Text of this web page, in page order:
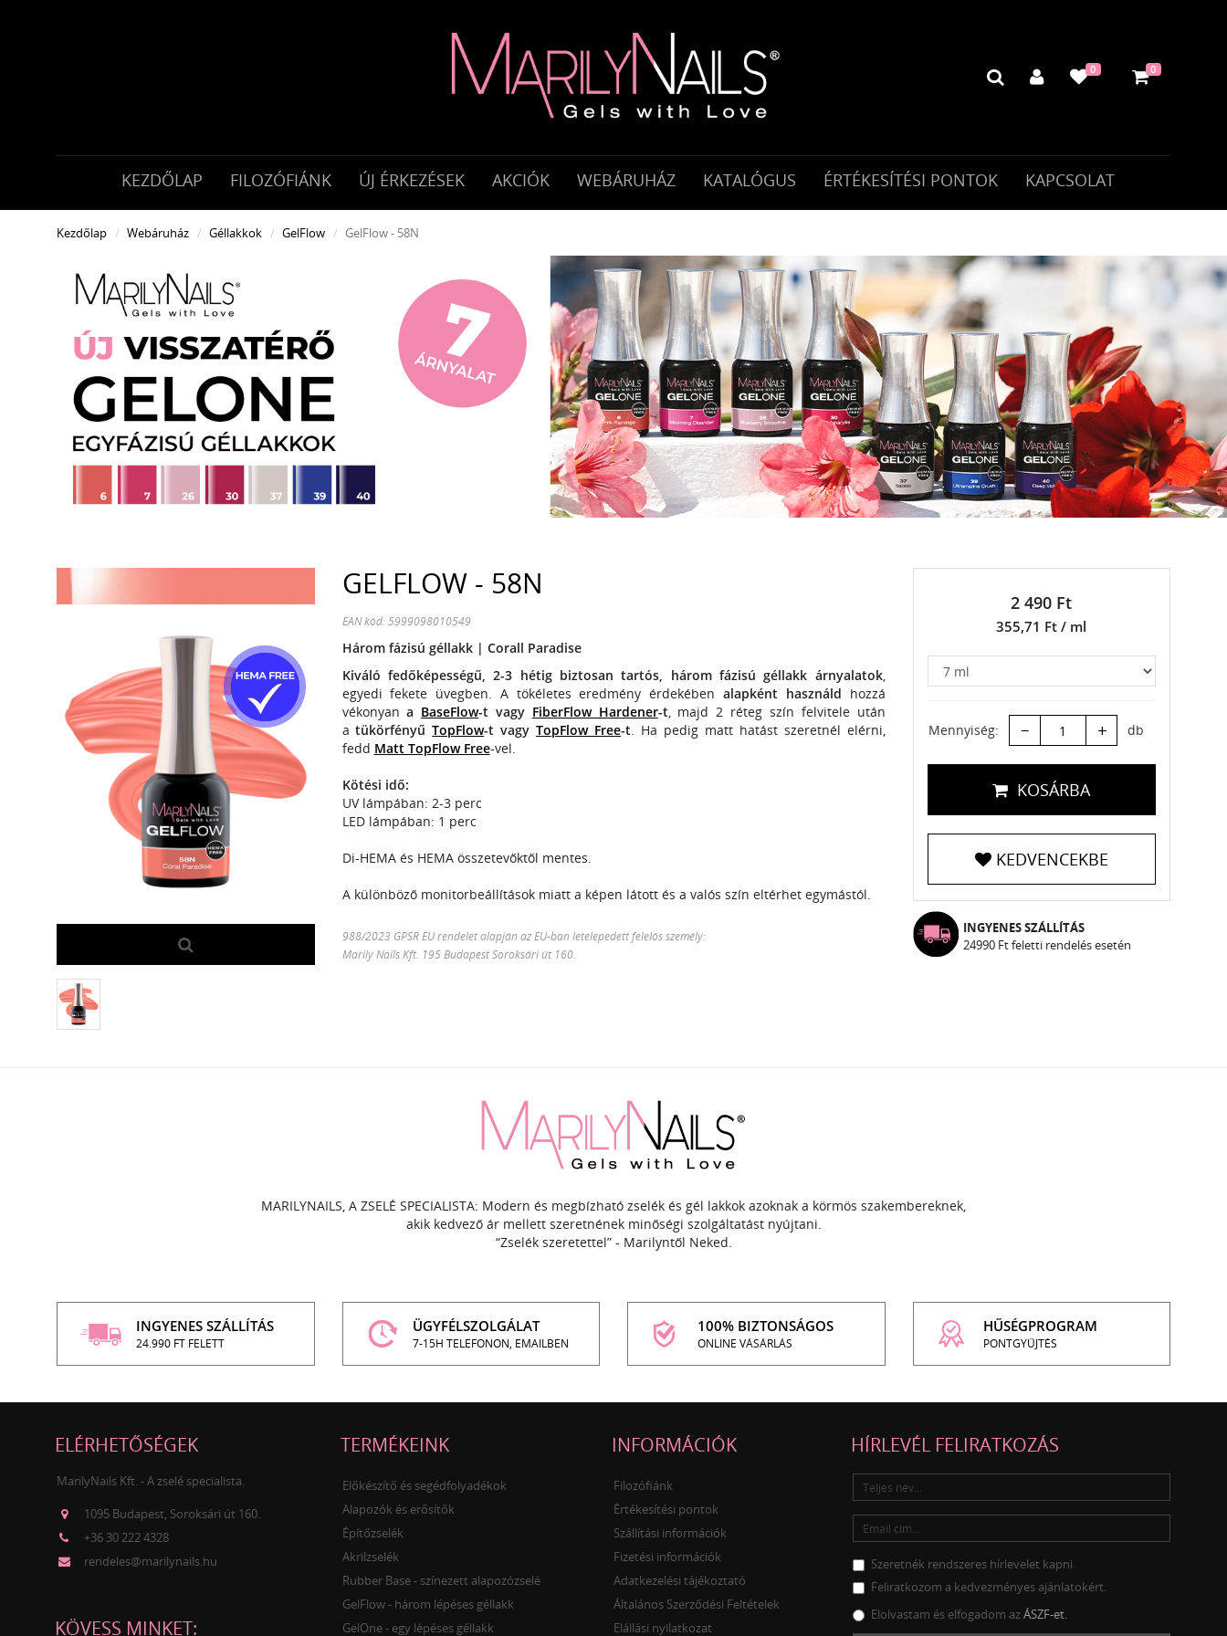
0 0
KEZDŐLAP FILOZÓFIÁNK ÚJ ÉRKEZÉSEK AKCIÓK WEBÁRUHÁZ KATALÓGUS ÉRTÉKESÍTÉSI PONTOK KAPCSOLAT
Kezdőlap Webáruház Géllakkok GelFlow GelFlow - 58N
GELFLOW - 58N
EAN kód: 5999098010549
Három fázisú géllakk | Corall Paradise
Kiváló fedőképességű, 2-3 hétig biztosan tartós, három fázisú géllakk árnyalatok,
egyedi fekete üvegben. A tökéletes eredmény érdekében alapként használd hozzá
vékonyana BaseFlow-t vagy FiberFlow Hardener-t, majd 2 réteg szín felvitele után
atükörfényűTopFlow-t vagyTopFlow Free-t. Ha pedig matt hatást szeretnél elérni,
fedd Matt TopFlow Free-vel.
Kötési idő:
UV lámpában: 2-3 perc
LED lámpában: 1 perc
Di-HEMA és HEMA összetevőktől mentes.
A különböző monitorbeállítások miatt a képen látott és a valós szín eltérhet egymástól.
988/2023 GPSR EU rendelet alapján az EU-ban letelepedett felelős személy:
Marily Nails Kft. 195 Budapest Soroksári út 160.
2 490 Ft
355,71 Ft / ml
Mennyiség: – + db
KOSÁRBA
KEDVENCEKBE
INGYENES SZÁLLÍTÁS
24990 Ft feletti rendelés esetén
MARILYNAILS, A ZSELÉ SPECIALISTA: Modern és megbízható zselék és gél lakkok azoknak a körmös szakembereknek,
akik kedvező ár mellett szeretnének minőségi szolgáltatást nyújtani.
“Zselék szeretettel” - Marilyntől Neked.
INGYENES SZÁLLÍTÁS
24.990 FT FELETT
ÜGYFÉLSZOLGÁLAT
7-15H TELEFONON, EMAILBEN
100% BIZTONSÁGOS
ONLINE VÁSÁRLÁS
HŰSÉGPROGRAM
PONTGYŰJTÉS
ELÉRHETŐSÉGEK
MarilyNails Kft. - A zselé specialista.
1095 Budapest, Soroksári út 160.
+36 30 222 4328
rendeles@marilynails.hu
KÖVESS MINKET:
TERMÉKEINK
Előkészítő és segédfolyadékok
Alapozók és erősítők
Építőzselék
Akrilzselék
Rubber Base - színezett alapozózselé
GelFlow - három lépéses géllakk
GelOne - egy lépéses géllakk
INFORMÁCIÓK
Filozófiánk
Értékesítési pontok
Szállítási információk
Fizetési információk
Adatkezelési tájékoztató
Általános Szerződési Feltételek
Elállási nyilatkozat
HÍRLEVÉL FELIRATKOZÁS
Szeretnék rendszeres hírlevelet kapni.
Feliratkozom a kedvezményes ajánlatokért.
Elolvastam és elfogadom azÁSZF-et.